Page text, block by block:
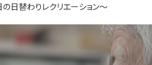
日替わりレクリエーション～